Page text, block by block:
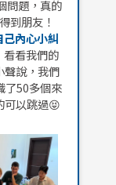
問題，真的
到朋友！
內心小糾
看看我們的
聲說，我們
了50多個來
以跳過😝